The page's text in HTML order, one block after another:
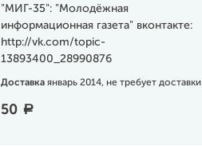
"МИГ-35": "Молодёжная
информационная газета" вконтакте:
http://vk.com/topic-
13893400_28990876
Доставка январь 2014, не требует доставки
50 a